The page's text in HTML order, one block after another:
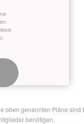
genannten Pläne
benötigen,